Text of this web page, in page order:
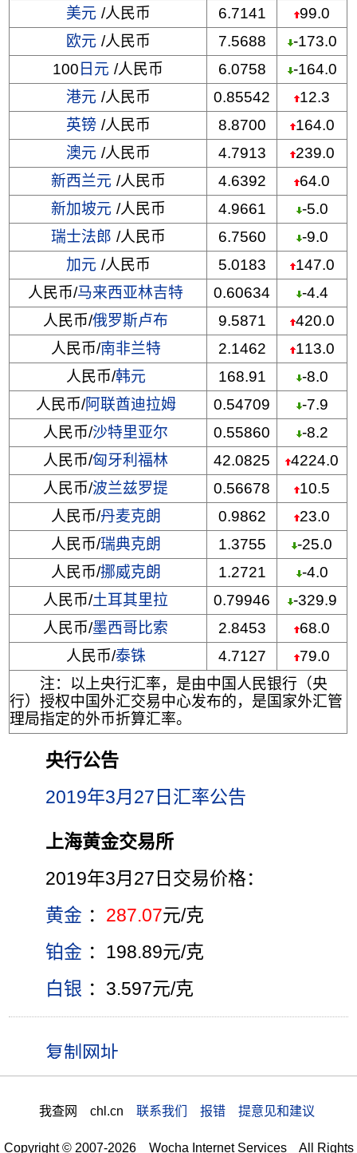
美元 /人民币 6.7141
99.0
欧元 /人民币 7.5688
-173.0
100 日元 /人民币 6.0758
-164.0
港元 /人民币 0.85542
12.3
英镑 /人民币 8.8700
164.0
澳元 /人民币 4.7913
239.0
新西兰元 /人民币 4.6392
64.0
新加坡元 /人民币 4.9661
-5.0
瑞士法郎 /人民币 6.7560
-9.0
加元 /人民币 5.0183
147.0
人民币/马来西亚林吉特 0.60634
-4.4
人民币/俄罗斯卢布 9.5871
420.0
人民币/南非兰特 2.1462
113.0
人民币/韩元 168.91
-8.0
人民币/阿联酋迪拉姆 0.54709
-7.9
人民币/沙特里亚尔 0.55860
-8.2
人民币/匈牙利福林 42.0825
4224.0
人民币/波兰兹罗提 0.56678
10.5
人民币/丹麦克朗 0.9862
23.0
人民币/瑞典克朗 1.3755
-25.0
人民币/挪威克朗 1.2721
-4.0
人民币/土耳其里拉 0.79946
-329.9
人民币/墨西哥比索 2.8453
68.0
人民币/泰铢 4.7127
79.0
注：以上央行汇率，是由中国人民银行（央
行）授权中国外汇交易中心发布的，是国家外汇管
理局指定的外币折算汇率。
央行公告
2019年3月27日汇率公告
上海黄金交易所
2019年3月27日交易价格：
黄金 ： 287.07元/克
铂金 ：198.89元/克
白银 ：3.597元/克
我查网 chl.cn 联系我们 报错 提意见和建议
Copyright © 2007-2026 Wocha Internet Services All Rights